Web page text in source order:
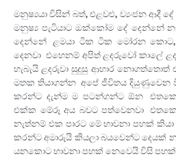
මනුෂ්‍යයා විසින් බත්, එළවළු, ව්‍යංජන ආදී
මනුෂ්‍ය පැටියාට ඔක්කෝම දේ දෙන්නේ
දෙන්නේ. ළමයා ටික ටික මෝරන
දෙනවා. එහෙනම් අපිත් ළදරුවෝ කාලේ
හැබැයි ළදරුවා සුදුසු ආහාර
මතක තියාගන්න. අපේ ජීවිතය දියුණුවෙන
කරන්ට දැන්ම ම පටන්ගන්ට ඕන.
එක්ක මේරූ අය බවට පත්වෙනවා.
නැත්නම් එක පාරට මේ භාවනා පහක්
කරන්ට අමාරුයි කියලා බයවෙන්ට දෙයක්
යනකොට භාවනා පහක් නෙවෙයි විසි